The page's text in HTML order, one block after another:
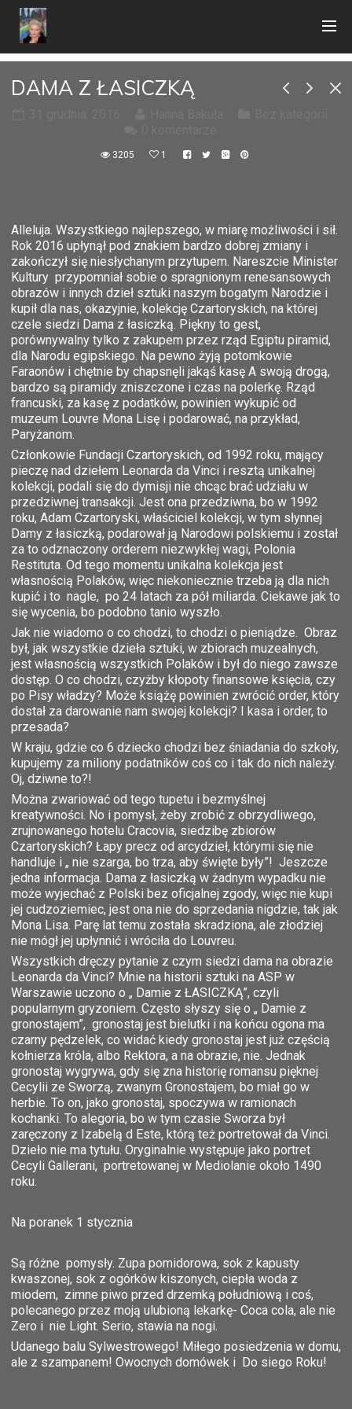
DAMA Z ŁASICZKĄ
3205 1
Alleluja. Wszystkiego najlepszego, w miarę możliwości i sił.
Rok 2016 upłynął pod znakiem bardzo dobrej zmiany i
zakończył się niesłychanym przytupem. Nareszcie Minister
Kultury przypomniał sobie o spragnionym renesansowych
obrazów i innych dzieł sztuki naszym bogatym Narodzie i
kupił dla nas, okazyjnie, kolekcję Czartoryskich, na której
czele siedzi Dama z łasiczką. Piękny to gest,
porównywalny tylko z zakupem przez rząd Egiptu piramid,
dla Narodu egipskiego. Na pewno żyją potomkowie
Faraonów i chętnie by chapsnęli jakąś kasę A swoją drogą,
bardzo są piramidy zniszczone i czas na polerkę. Rząd
francuski, za kasę z podatków, powinien wykupić od
muzeum Louvre Mona Lisę i podarować, na przykład,
Paryżanom.
Członkowie Fundacji Czartoryskich, od 1992 roku, mający
pieczę nad dziełem Leonarda da Vinci i resztą unikalnej
kolekcji, podali się do dymisji nie chcąc brać udziału w
przedziwnej transakcji. Jest ona przedziwna, bo w 1992
roku, Adam Czartoryski, właściciel kolekcji, w tym słynnej
Damy z łasiczką, podarował ją Narodowi polskiemu i został
za to odznaczony orderem niezwykłej wagi, Polonia
Restituta. Od tego momentu unikalna kolekcja jest
własnością Polaków, więc niekoniecznie trzeba ją dla nich
kupić i to nagle, po 24 latach za pół miliarda. Ciekawe jak to
się wycenia, bo podobno tanio wyszło.
Jak nie wiadomo o co chodzi, to chodzi o pieniądze. Obraz
był, jak wszystkie dzieła sztuki, w zbiorach muzealnych,
jest własnością wszystkich Polaków i był do niego zawsze
dostęp. O co chodzi, czyżby kłopoty finansowe księcia, czy
po Pisy władzy? Może książę powinien zwrócić order, który
dostał za darowanie nam swojej kolekcji? I kasa i order, to
przesada?
W kraju, gdzie co 6 dziecko chodzi bez śniadania do szkoły,
kupujemy za miliony podatników coś co i tak do nich należy.
Oj, dziwne to?!
Można zwariować od tego tupetu i bezmyślnej
kreatywności. No i pomysł, żeby zrobić z obrzydliwego,
zrujnowanego hotelu Cracovia, siedzibę zbiorów
Czartoryskich? Łapy precz od arcydzieł, którymi się nie
handluje i „ nie szarga, bo trza, aby święte były”! Jeszcze
jedna informacja. Dama z łasiczką w żadnym wypadku nie
może wyjechać z Polski bez oficjalnej zgody, więc nie kupi
jej cudzoziemiec, jest ona nie do sprzedania nigdzie, tak jak
Mona Lisa. Parę lat temu została skradziona, ale złodziej
nie mógł jej upłynnić i wróciła do Louvreu.
Wszystkich dręczy pytanie z czym siedzi dama na obrazie
Leonarda da Vinci? Mnie na historii sztuki na ASP w
Warszawie uczono o „ Damie z ŁASICZKĄ”, czyli
popularnym gryzoniem. Często słyszy się o „ Damie z
gronostajem”, gronostaj jest bielutki i na końcu ogona ma
czarny pędzelek, co widać kiedy gronostaj jest już częścią
kołnierza króla, albo Rektora, a na obrazie, nie. Jednak
gronostaj wygrywa, gdy się zna historię romansu pięknej
Cecylii ze Sworzą, zwanym Gronostajem, bo miał go w
herbie. To on, jako gronostaj, spoczywa w ramionach
kochanki. To alegoria, bo w tym czasie Sworza był
zaręczony z Izabelą d Este, którą też portretował da Vinci.
Dzieło nie ma tytułu. Oryginalnie występuje jako portret
Cecyli Gallerani, portretowanej w Mediolanie około 1490
roku.
Na poranek 1 stycznia
Są różne pomysły. Zupa pomidorowa, sok z kapusty
kwaszonej, sok z ogórków kiszonych, ciepła woda z
miodem, zimne piwo przed drzemką południową i coś,
polecanego przez moją ulubioną lekarkę- Coca cola, ale nie
Zero i nie Light. Serio, stawia na nogi.
Udanego balu Sylwestrowego! Miłego posiedzenia w domu,
ale z szampanem! Owocnych domówek i Do siego Roku!